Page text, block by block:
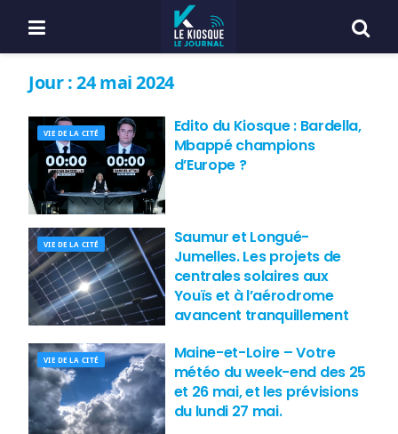
Jour :24 mai 2024
VIE DE LA CITÉ
Edito du Kiosque : Bardella,
Mbappé champions
d’Europe ?
VIE DE LA CITÉ
Saumur et Longué-
Jumelles. Les projets de
centrales solaires aux
Youïs et à l’aérodrome
avancent tranquillement
VIE DE LA CITÉ
Maine-et-Loire – Votre
météo du week-end des 25
et 26 mai, et les prévisions
du lundi 27 mai.